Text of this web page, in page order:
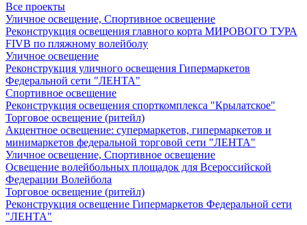
Все проекты
Уличное освещение, Спортивное освещение
Реконструкция освещения главного корта МИРОВОГО ТУРА
FIVB по пляжному волейболу
Уличное освещение
Реконструкция уличного освещения Гипермаркетов
Федеральной сети "ЛЕНТА"
Спортивное освещение
Реконструкция освещения спорткомплекса "Крылатское"
Торговое освещение (ритейл)
Акцентное освещение: супермаркетов, гипермаркетов и
минимаркетов федеральной торговой сети "ЛЕНТА"
Уличное освещение, Спортивное освещение
Освещение волейбольных площадок для Всероссийской
Федерации Волейбола
Торговое освещение (ритейл)
Реконструкция освещение Гипермаркетов Федеральной сети
"ЛЕНТА"